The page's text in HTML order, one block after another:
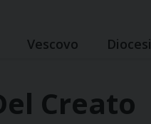
Vescovo Diocesi
Creato